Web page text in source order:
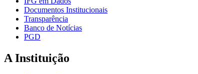
Documentos Institucionais
Transparência
Banco de Notícias
PGD
A Instituição